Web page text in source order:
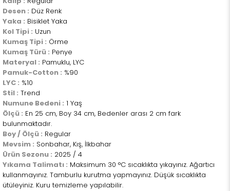
Desen : Düz Renk
Yaka : Bisiklet Yaka
Kol Tipi : Uzun
Kumaş Tipi : Örme
Kumaş Türü : Penye
Materyal : Pamuklu, LYC
Pamuk-Cotton : %90
LYC : %10
Stil : Trend
Numune Bedeni : 1 Yaş
Ölçü : En 25 cm, Boy 34 cm, Bedenler arası 2 cm fark
bulunmaktadır.
Boy / Ölçü : Regular
Mevsim : Sonbahar, Kış, İlkbahar
Ürün Sezonu : 2025 / 4
Yıkama Talimatı : Maksimum 30 °C sıcaklıkta yıkayınız. Ağartıcı
kullanmayınız. Tamburlu kurutma yapmayınız. Düşük sıcaklıkta
ütüleyiniz. Kuru temizleme yapılabilir.